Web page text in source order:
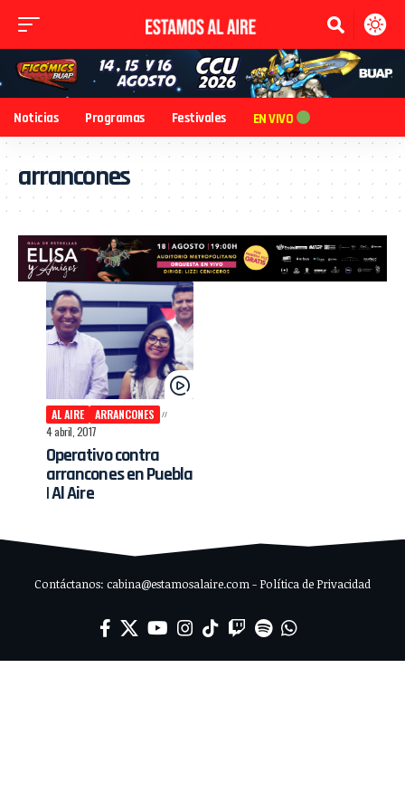
Noticias Programas Festivales EN VIVO
arrancones
AL AIRE
ARRANCONES
4 abril, 2017
Operativo contra
arrancones en Puebla
| Al Aire
Contáctanos: cabina@estamosalaire.com - Política de Privacidad